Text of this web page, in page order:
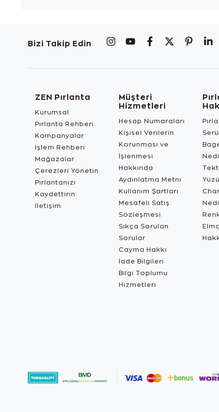
Bizi Takip Edin
ZEN Pırlanta
Kurumsal
Pırlanta Rehberi
Kampanyalar
İşlem Rehberi
Mağazalar
Çerezleri Yönetin
Pırlantanızı
Kaydettirin
İletişim
Müşteri
Hizmetleri
Hesap Numaraları
Kişisel Verilerin
Korunması ve
İşlenmesi
Hakkında
Aydınlatma Metni
Kullanım Şartları
Mesafeli Satış
Sözleşmesi
Sıkça Sorulan
Sorular
Cayma Hakkı
İade Bilgileri
Bilgi Toplumu
Hizmetleri